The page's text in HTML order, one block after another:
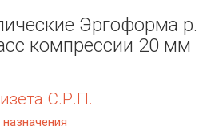
Эргоформа р.
компрессии 20 мм
С.Р.П.